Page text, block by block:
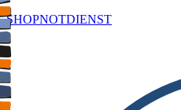
SHOPNOTDIENST